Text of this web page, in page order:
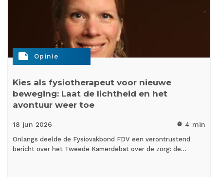
note Opinie
Kies als fysiotherapeut voor nieuwe
beweging: Laat de lichtheid en het
avontuur weer toe
18 jun 2026 timer 4 min
Onlangs deelde de Fysiovakbond FDV een verontrustend
bericht over het Tweede Kamerdebat over de zorg: de…